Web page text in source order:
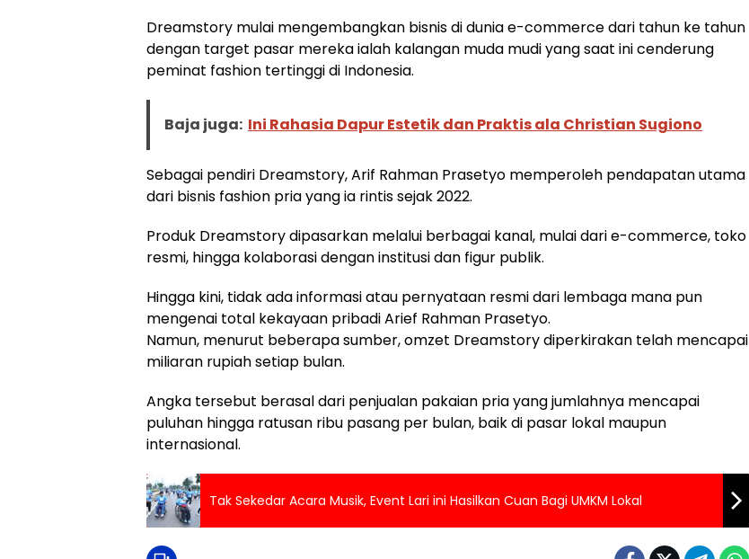
Dreamstory mulai mengembangkan bisnis di dunia e-commerce dari tahun ke tahun
dengan target pasar mereka ialah kalangan muda mudi yang saat ini cenderung
peminat fashion tertinggi di Indonesia.
Baja juga: Ini Rahasia Dapur Estetik dan Praktis ala Christian Sugiono
Sebagai pendiri Dreamstory, Arif Rahman Prasetyo memperoleh pendapatan utama
dari bisnis fashion pria yang ia rintis sejak 2022.
Produk Dreamstory dipasarkan melalui berbagai kanal, mulai dari e-commerce, toko
resmi, hingga kolaborasi dengan institusi dan figur publik.
Hingga kini, tidak ada informasi atau pernyataan resmi dari lembaga mana pun
mengenai total kekayaan pribadi Arief Rahman Prasetyo.
Namun, menurut beberapa sumber, omzet Dreamstory diperkirakan telah mencapai
miliaran rupiah setiap bulan.
Angka tersebut berasal dari penjualan pakaian pria yang jumlahnya mencapai
puluhan hingga ratusan ribu pasang per bulan, baik di pasar lokal maupun
internasional.
Tak Sekedar Acara Musik, Event Lari ini Hasilkan Cuan Bagi UMKM Lokal